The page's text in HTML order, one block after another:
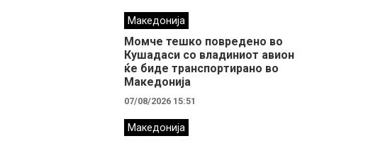
Македонија
Момче тешко повредено во
Кушадаси со владиниот авион
ќе биде транспортирано во
Македонија
07/08/2026 15:51
Македонија